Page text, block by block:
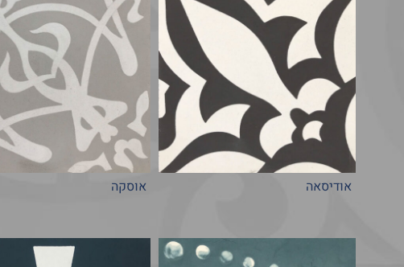
אודיסאה אוסקה